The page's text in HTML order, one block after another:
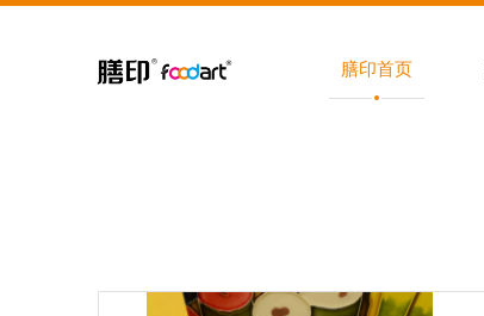
膳印首页